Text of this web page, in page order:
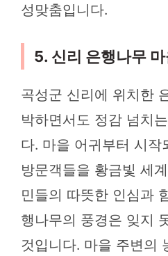
성맞춤입니다.
5. 신리 은행나무
곡성군 신리에 위치한
박하면서도 정감 넘치
다. 마을 어귀부터 시작
방문객들을 황금빛 세
민들의 따뜻한 인심과
행나무의 풍경은 잊지
것입니다. 마을 주변의